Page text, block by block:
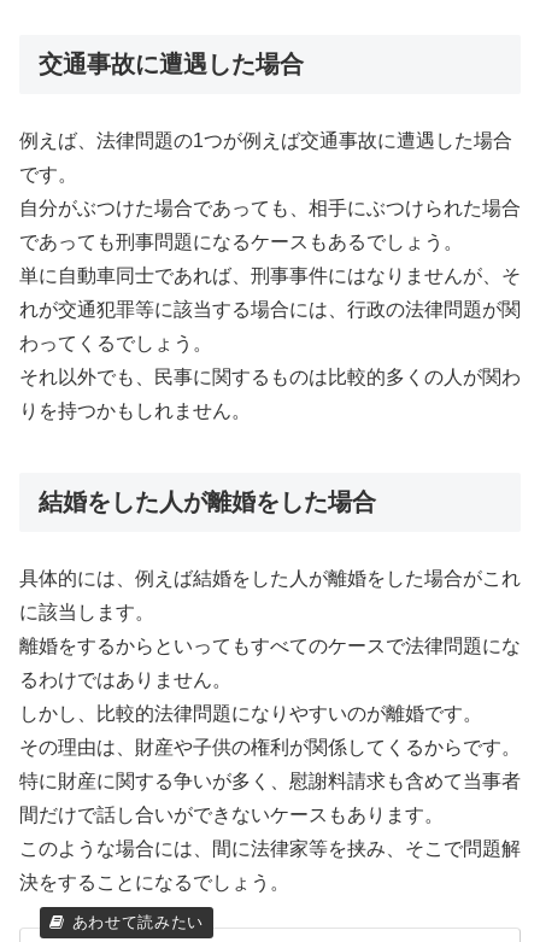
交通事故に遭遇した場合
例えば、法律問題の1つが例えば交通事故に遭遇した場合
です。
自分がぶつけた場合であっても、相手にぶつけられた場合
であっても刑事問題になるケースもあるでしょう。
単に自動車同士であれば、刑事事件にはなりませんが、そ
れが交通犯罪等に該当する場合には、行政の法律問題が関
わってくるでしょう。
それ以外でも、民事に関するものは比較的多くの人が関わ
りを持つかもしれません。
結婚をした人が離婚をした場合
具体的には、例えば結婚をした人が離婚をした場合がこれ
に該当します。
離婚をするからといってもすべてのケースで法律問題にな
るわけではありません。
しかし、比較的法律問題になりやすいのが離婚です。
その理由は、財産や子供の権利が関係してくるからです。
特に財産に関する争いが多く、慰謝料請求も含めて当事者
間だけで話し合いができないケースもあります。
このような場合には、間に法律家等を挟み、そこで問題解
決をすることになるでしょう。